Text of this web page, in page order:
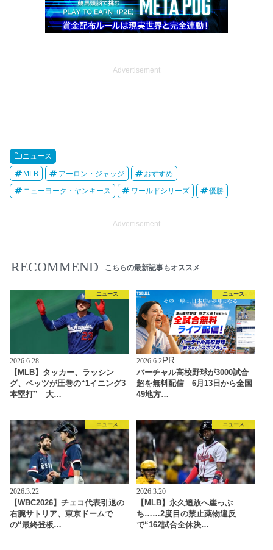
Advertisement
ニュース
MLB アーロン・ジャッジ おすすめ
ニューヨーク・ヤンキース ワールドシリーズ 優勝
Advertisement
RECOMMEND こちらの最新記事もオススメ
ニュース
2026.6.28
【MLB】タッカー、ラッシン
グ、ベッツが圧巻の“1イニング3
本塁打” 大…
ニュース
2026.6.2PR
バーチャル高校野球が3000試合
超を無料配信 6月13日から全国
49地方…
ニュース
2026.3.22
【WBC2026】チェコ代表引退の
右腕サトリア、東京ドームで
の“最終登板…
ニュース
2026.3.20
【MLB】永久追放へ崖っぷ
ち……2度目の禁止薬物違反
で“162試合全休決…